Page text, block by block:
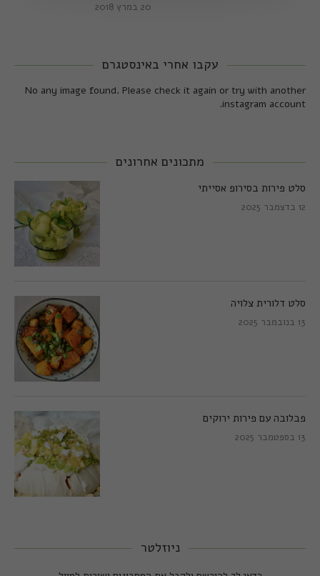
20 במרץ 2018
עקבו אחרי באינסטגרם
No any image found. Please check it again or try with another
instagram account.
מתכונים אחרונים
סלט פירות בסירופ אסייתי
12 בדצמבר 2025
סלט דלורית צלויה
13 בנובמבר 2025
פבלובה עם פירות ירוקים
13 בספטמבר 2025
ניוזלטר